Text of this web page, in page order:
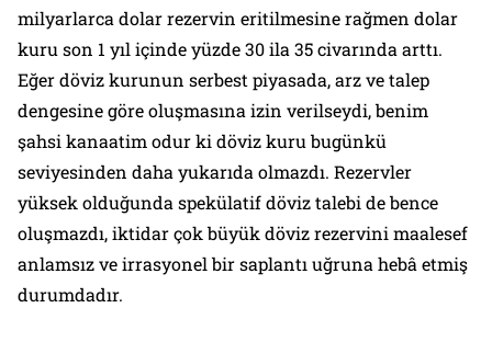
milyarlarca dolar rezervin eritilmesine rağmen dolar
kuru son 1 yıl içinde yüzde 30 ila 35 civarında arttı.
Eğer döviz kurunun serbest piyasada, arz ve talep
dengesine göre oluşmasına izin verilseydi, benim
şahsi kanaatim odur ki döviz kuru bugünkü
seviyesinden daha yukarıda olmazdı. Rezervler
yüksek olduğunda spekülatif döviz talebi de bence
oluşmazdı, iktidar çok büyük döviz rezervini maalesef
anlamsız ve irrasyonel bir saplantı uğruna hebâ etmiş
durumdadır.